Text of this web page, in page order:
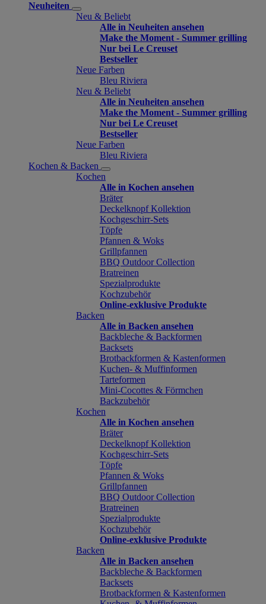
Neuheiten
Neu & Beliebt
Alle in Neuheiten ansehen
Make the Moment - Summer grilling
Nur bei Le Creuset
Bestseller
Neue Farben
Bleu Riviera
Neu & Beliebt
Alle in Neuheiten ansehen
Make the Moment - Summer grilling
Nur bei Le Creuset
Bestseller
Neue Farben
Bleu Riviera
Kochen & Backen
Kochen
Alle in Kochen ansehen
Bräter
Deckelknopf Kollektion
Kochgeschirr-Sets
Töpfe
Pfannen & Woks
Grillpfannen
BBQ Outdoor Collection
Bratreinen
Spezialprodukte
Kochzubehör
Online-exklusive Produkte
Backen
Alle in Backen ansehen
Backbleche & Backformen
Backsets
Brotbackformen & Kastenformen
Kuchen- & Muffinformen
Tarteformen
Mini-Cocottes & Förmchen
Backzubehör
Kochen
Alle in Kochen ansehen
Bräter
Deckelknopf Kollektion
Kochgeschirr-Sets
Töpfe
Pfannen & Woks
Grillpfannen
BBQ Outdoor Collection
Bratreinen
Spezialprodukte
Kochzubehör
Online-exklusive Produkte
Backen
Alle in Backen ansehen
Backbleche & Backformen
Backsets
Brotbackformen & Kastenformen